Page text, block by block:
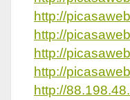
http://
http://
http://
http://
http://